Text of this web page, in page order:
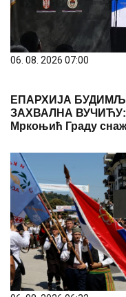
ЕПАРХИЈА
ЗАХВАЛНА ВУЧИЋУ:
Мркоњић Граду
06. 08. 2026 06:32
Овог викенда сви